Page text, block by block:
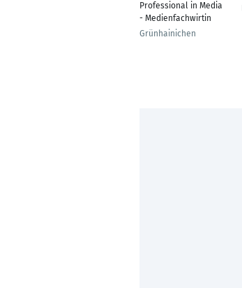
Professional in Media
- Medienfachwirtin
Grünhainichen